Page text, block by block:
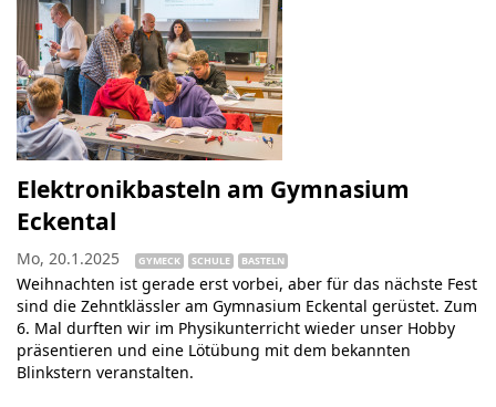
Elektronikbasteln am Gymnasium
Eckental
Mo, 20.1.2025 GYMECK SCHULE BASTELN
Weihnachten ist gerade erst vorbei, aber für das nächste Fest
sind die Zehntklässler am Gymnasium Eckental gerüstet. Zum
6. Mal durften wir im Physikunterricht wieder unser Hobby
präsentieren und eine Lötübung mit dem bekannten
Blinkstern veranstalten.